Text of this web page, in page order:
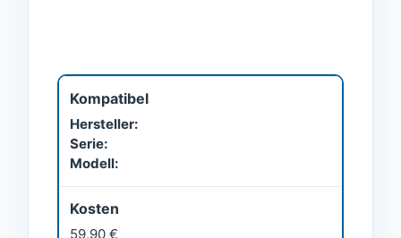
Kompatibel
Hersteller:
Serie:
Modell:
Kosten
59,90 €